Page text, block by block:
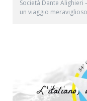
Società Dante Alighieri
un viaggio meraviglioso